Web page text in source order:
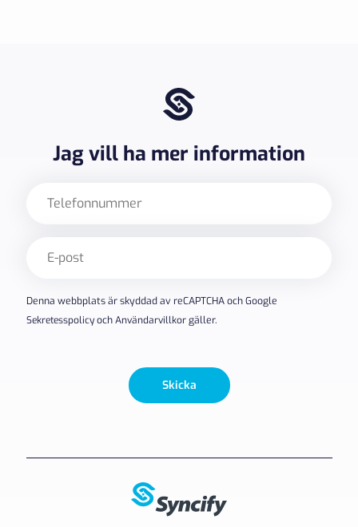
Jag vill ha mer information
post
Denna webbplats är skyddad av reCAPTCHA och Google
SekretesspolicyochAnvändarvillkorgäller.
Skicka